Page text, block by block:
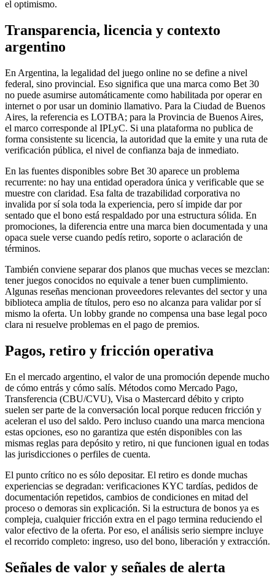
el optimismo.
Transparencia, licencia y contexto
argentino
En Argentina, la legalidad del juego online no se define a nivel
federal, sino provincial. Eso significa que una marca como Bet 30
no puede asumirse automáticamente como habilitada por operar en
internet o por usar un dominio llamativo. Para la Ciudad de Buenos
Aires, la referencia es LOTBA; para la Provincia de Buenos Aires,
el marco corresponde al IPLyC. Si una plataforma no publica de
forma consistente su licencia, la autoridad que la emite y una ruta de
verificación pública, el nivel de confianza baja de inmediato.
En las fuentes disponibles sobre Bet 30 aparece un problema
recurrente: no hay una entidad operadora única y verificable que se
muestre con claridad. Esa falta de trazabilidad corporativa no
invalida por sí sola toda la experiencia, pero sí impide dar por
sentado que el bono está respaldado por una estructura sólida. En
promociones, la diferencia entre una marca bien documentada y una
opaca suele verse cuando pedís retiro, soporte o aclaración de
términos.
También conviene separar dos planos que muchas veces se mezclan:
tener juegos conocidos no equivale a tener buen cumplimiento.
Algunas reseñas mencionan proveedores relevantes del sector y una
biblioteca amplia de títulos, pero eso no alcanza para validar por sí
mismo la oferta. Un lobby grande no compensa una base legal poco
clara ni resuelve problemas en el pago de premios.
Pagos, retiro y fricción operativa
En el mercado argentino, el valor de una promoción depende mucho
de cómo entrás y cómo salís. Métodos como Mercado Pago,
Transferencia (CBU/CVU), Visa o Mastercard débito y cripto
suelen ser parte de la conversación local porque reducen fricción y
aceleran el uso del saldo. Pero incluso cuando una marca menciona
estas opciones, eso no garantiza que estén disponibles con las
mismas reglas para depósito y retiro, ni que funcionen igual en todas
las jurisdicciones o perfiles de cuenta.
El punto crítico no es sólo depositar. El retiro es donde muchas
experiencias se degradan: verificaciones KYC tardías, pedidos de
documentación repetidos, cambios de condiciones en mitad del
proceso o demoras sin explicación. Si la estructura de bonos ya es
compleja, cualquier fricción extra en el pago termina reduciendo el
valor efectivo de la oferta. Por eso, el análisis serio siempre incluye
el recorrido completo: ingreso, uso del bono, liberación y extracción.
Señales de valor y señales de alerta